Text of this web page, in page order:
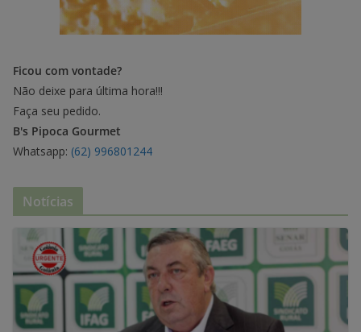
Ficou com vontade?
Não deixe para última hora!!!
Faça seu pedido.
B's Pipoca Gourmet
Whatsapp: (62) 996801244
Notícias